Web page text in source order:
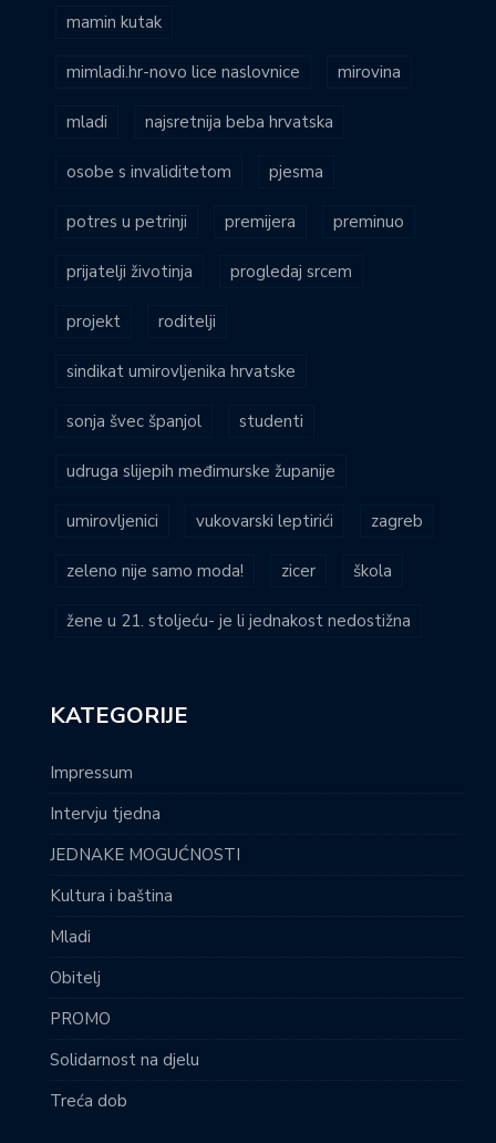
mamin kutak
mimladi.hr-novo lice naslovnice mirovina
mladi najsretnija beba hrvatska
osobe s invaliditetom pjesma
potres u petrinji premijera preminuo
prijatelji životinja progledaj srcem
projekt roditelji
sindikat umirovljenika hrvatske
sonja švec španjol studenti
udruga slijepih međimurske županije
umirovljenici vukovarski leptirići zagreb
zeleno nije samo moda! zicer škola
žene u 21. stoljeću- je li jednakost nedostižna
KATEGORIJE
Impressum
Intervju tjedna
JEDNAKE MOGUĆNOSTI
Kultura i baština
Mladi
Obitelj
PROMO
Solidarnost na djelu
Treća dob